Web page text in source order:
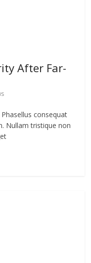
After Far-
consequat
Nullam tristique non